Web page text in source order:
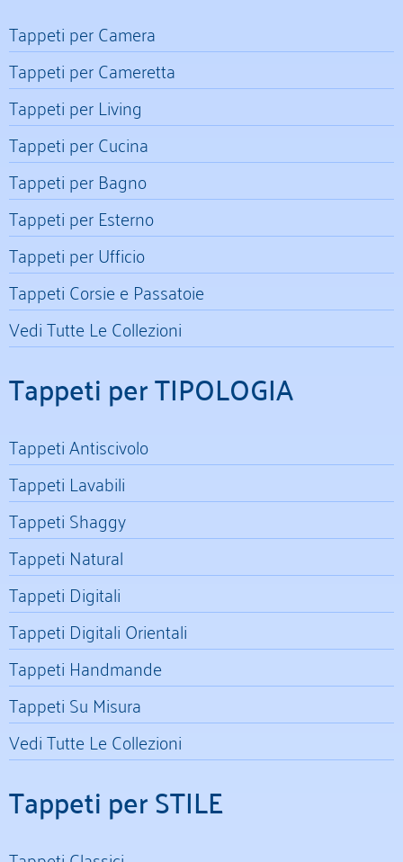
Tappeti per Camera
Tappeti per Cameretta
Tappeti per Living
Tappeti per Cucina
Tappeti per Bagno
Tappeti per Esterno
Tappeti per Ufficio
Tappeti Corsie e Passatoie
Vedi Tutte Le Collezioni
Tappeti per TIPOLOGIA
Tappeti Antiscivolo
Tappeti Lavabili
Tappeti Shaggy
Tappeti Natural
Tappeti Digitali
Tappeti Digitali Orientali
Tappeti Handmande
Tappeti Su Misura
Vedi Tutte Le Collezioni
Tappeti per STILE